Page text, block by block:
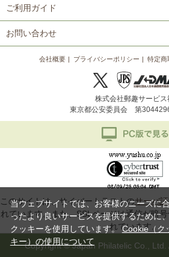
ご利用ガイド
お問い合わせ
会社概要 プライバシーポリシー 特定商
株式会社郵趣サービス
東京都公安委員会 第
このサイトは、サイバートラストのサーバ
れています。また、SSLページは通信が暗
れています。
Copyright © Japan Philatelic Co., Ltd.
当ウェブサイトでは、お客様のニーズに
ったより良いサービスを提供するために
クッキーを使用しています。Cookie（ク
キー）の使用について